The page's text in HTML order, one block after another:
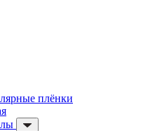
плёнки